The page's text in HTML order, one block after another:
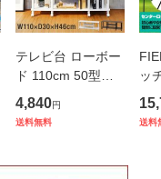
テレビ台 ローボー
ド 110cm 50型対
応 幅110cm×奥行3
0cm×高さ46cm ロ
キャスター付き 棚
4,840円
送料無料
ッ
セ
送料